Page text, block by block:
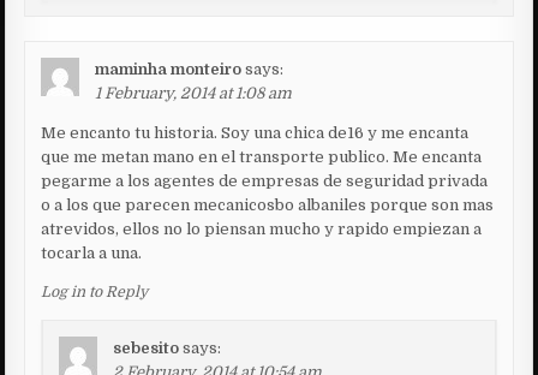
maminha monteiro says:
1 February, 2014 at 1:08 am
Me encanto tu historia. Soy una chica de16 y me encanta
que me metan mano en el transporte publico. Me encanta
pegarme a los agentes de empresas de seguridad privada
o a los que parecen mecanicosbo albaniles porque son mas
atrevidos, ellos no lo piensan mucho y rapido empiezan a
tocarla a una.
Log in to Reply
sebesito says: